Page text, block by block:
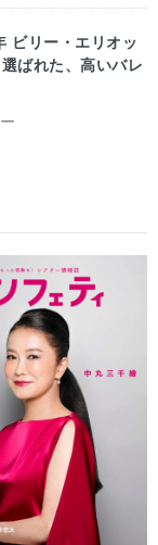
ビリー・エリオッ
ばれた、高いバレ